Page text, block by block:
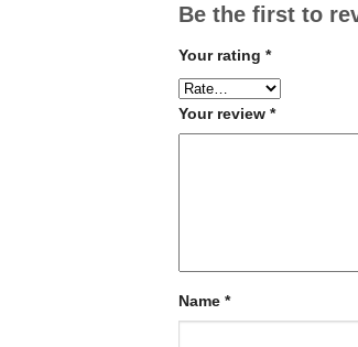
Be the first to
Your rating *
Your review *
Name *